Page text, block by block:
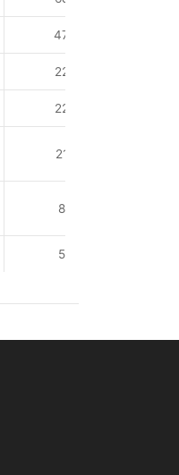
470
225
225
210
85
52